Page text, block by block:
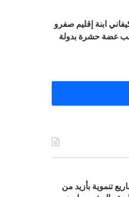
ابنة إقليم صفرو
عضة حشرة بدولة
تنموية بأزيد من